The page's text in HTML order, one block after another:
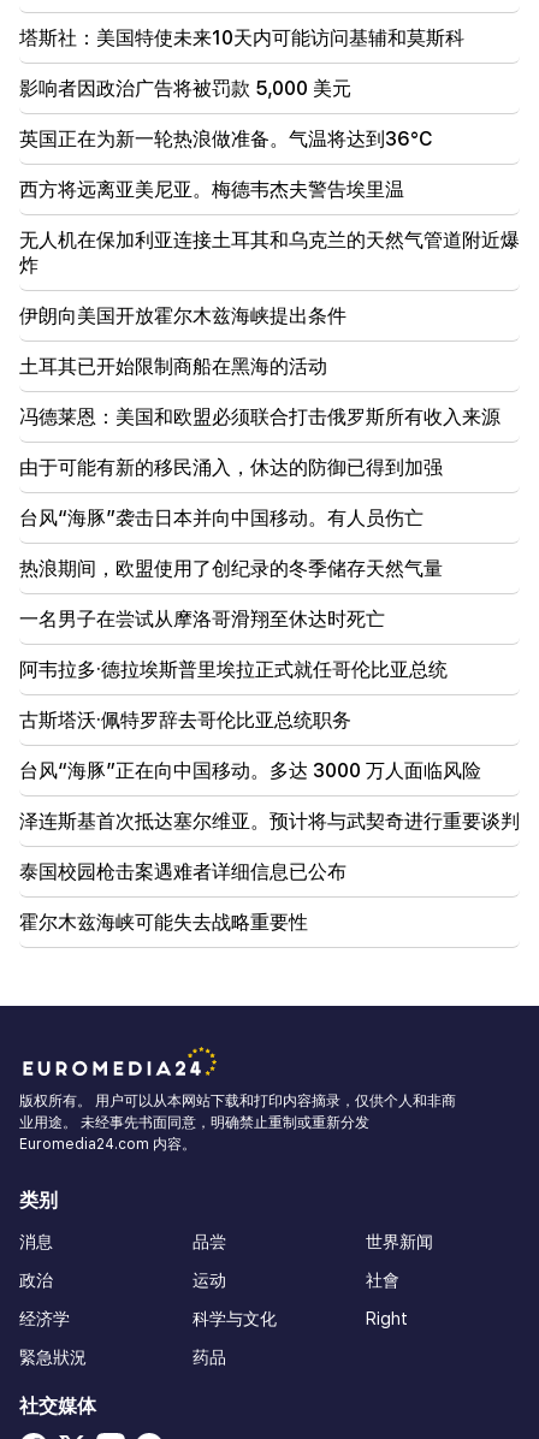
20:38
你是谁，居然用泳池的名字来称呼天主教徒？阿玛利亚
（视频）
20:20
钱会像河流一样流动。这三个生肖八月下旬发财
19:36
Sayat Nova 的一栋高层建筑发生大火。居民已被疏散
19:34
人权捍卫者认为中央委员会关于 Argam Abrahamyan
的报告不可受理
19:06
通缉作为启动刑事诉讼的一部分
卢比奥：美国拨款2.01亿美元用于TRIPP和中间走廊的
发展
18:34
我愿为推动两国关系发展作出努力。中国外交部长米尔
佐扬
塔斯社：美国特使未来10天内可能访问基辅和莫斯科
影响者因政治广告将被罚款 5,000 美元
英国正在为新一轮热浪做准备。气温将达到36°C
西方将远离亚美尼亚。梅德韦杰夫警告埃里温
无人机在保加利亚连接土耳其和乌克兰的天然气管道附近爆
炸
伊朗向美国开放霍尔木兹海峡提出条件
土耳其已开始限制商船在黑海的活动
冯德莱恩：美国和欧盟必须联合打击俄罗斯所有收入来源
由于可能有新的移民涌入，休达的防御已得到加强
台风“海豚”袭击日本并向中国移动。有人员伤亡
热浪期间，欧盟使用了创纪录的冬季储存天然气量
一名男子在尝试从摩洛哥滑翔至休达时死亡
阿韦拉多·德拉埃斯普里埃拉正式就任哥伦比亚总统
古斯塔沃·佩特罗辞去哥伦比亚总统职务
台风“海豚”正在向中国移动。多达 3000 万人面临风险
泽连斯基首次抵达塞尔维亚。预计将与武契奇进行重要谈判
泰国校园枪击案遇难者详细信息已公布
霍尔木兹海峡可能失去战略重要性
版权所有。 用户可以从本网站下载和打印内容摘录，仅供个人和非商
业用途。 未经事先书面同意，明确禁止重制或重新分发
Euromedia24.com 内容。
类别
消息
政治
经济学
緊急狀況
品尝
运动
科学与文化
药品
世界新闻
社會
Right
社交媒体